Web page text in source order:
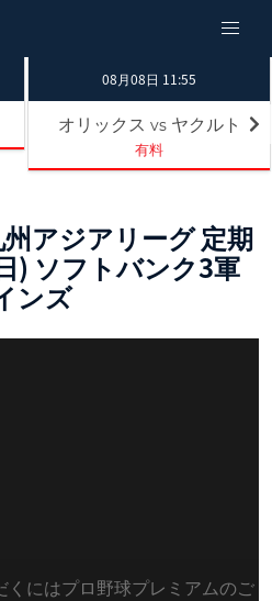
08月08日 11:55
オリックス vs ヤクルト
有料
州アジアリーグ 定期
) ソフトバンク3軍
ンズ
くにはプロ野球プレミアムのご